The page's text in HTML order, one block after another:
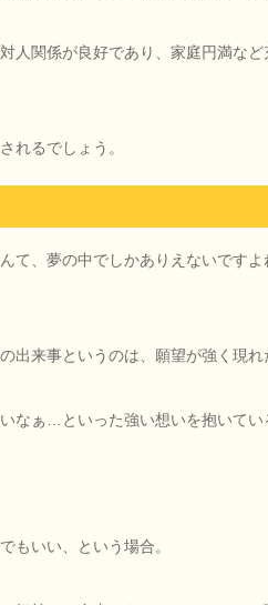
人関係が良好であり、家庭円満な
れるでしょう。
て、夢の中でしかありえないですよ
出来事というのは、願望が強く現れ
なぁ…といった強い想いを抱いて
もいい、という場合。